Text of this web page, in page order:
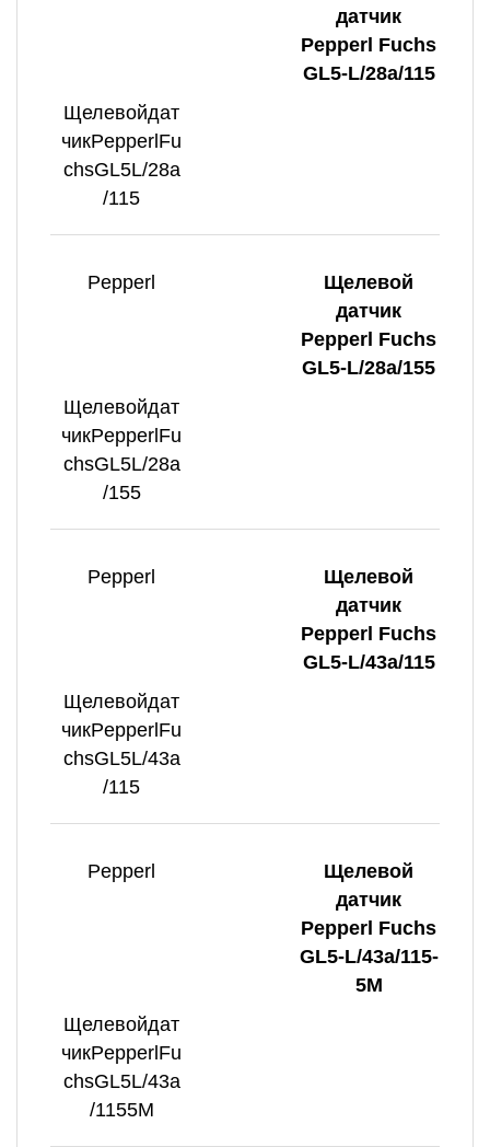
датчик
Pepperl Fuchs
GL5-L/28a/115
Щелевойдат
чикPepperlFu
chsGL5L/28a
/115
Pepperl
Щелевой
датчик
Pepperl Fuchs
GL5-L/28a/155
Щелевойдат
чикPepperlFu
chsGL5L/28a
/155
Pepperl
Щелевой
датчик
Pepperl Fuchs
GL5-L/43a/115
Щелевойдат
чикPepperlFu
chsGL5L/43a
/115
Pepperl
Щелевой
датчик
Pepperl Fuchs
GL5-L/43a/115-
5M
Щелевойдат
чикPepperlFu
chsGL5L/43a
/1155M